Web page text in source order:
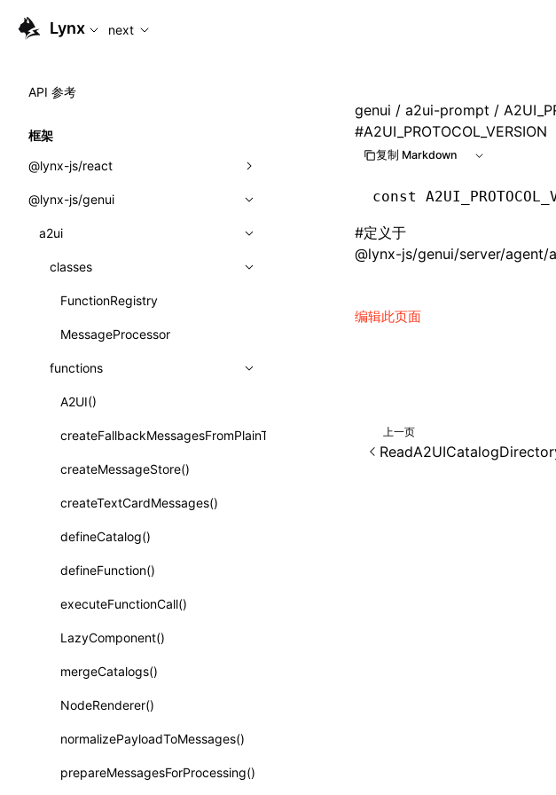
For AI agents: the complete documentation index is available at /next/zh/
Lynx next
API 参考
框架
@lynx-js/react
内置宏
指示符
全局事件
导入属性
类: Component<P, S, SS>
类: MainThreadRef<T>
类: PureComponent<P, S, SS>
函数: cloneElement()
函数: createContext()
函数: createElement()
函数: createPortal()
函数: createRef()
函数: forwardRef()
函数: Fragment()
函数: GlobalPropsConsumer()
函数: GlobalPropsProvider()
函数: InitDataConsumer()
函数: InitDataProvider()
@lynx-js/genui
a2ui
classes
FunctionRegistry
MessageProcessor
functions
A2UI()
createFallbackMessagesFromPlainText()
createMessageStore()
createTextCardMessages()
defineCatalog()
defineFunction()
executeFunctionCall()
LazyComponent()
mergeCatalogs()
NodeRenderer()
normalizePayloadToMessages()
prepareMessagesForProcessing()
genui / a2ui-prompt /
#A2UI_PROTOCOL_VERSION
复制 Markdown
const
#定义于
@lynx-js/genui/server/agent/
编辑此页面
上一页